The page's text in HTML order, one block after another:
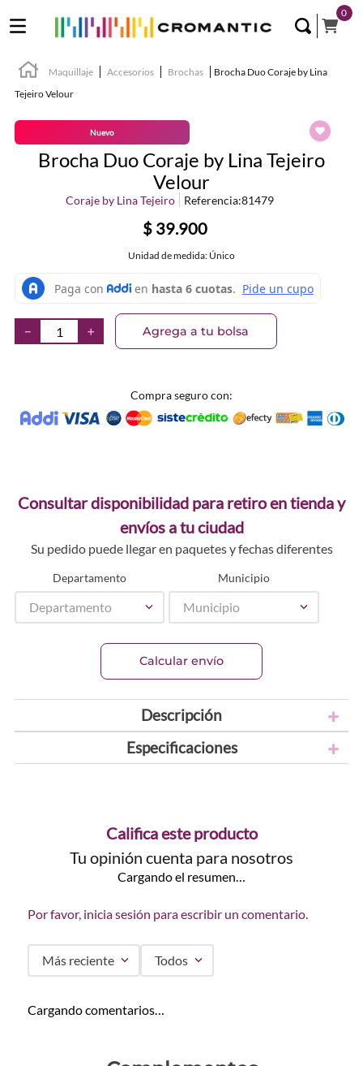
0
Maquillaje Accesorios Brochas
Brocha Duo Coraje by Lina
Tejeiro Velour
Nuevo
Brocha Duo Coraje by Lina Tejeiro
Velour
Coraje by Lina Tejeiro Referencia:81479
$ 39.900
Unidad de medida: Único
＋
－ Agrega a tu bolsa
Compra seguro con:
Consultar disponibilidad para retiro en tienda y
envíos a tu ciudad
Su pedido puede llegar en paquetes y fechas diferentes
Departamento
Departamento
Municipio
Municipio
Calcular envío
Descripción
Especificaciones
Califica este producto
Tu opinión cuenta para nosotros
Cargando el resumen…
Por favor, inicia sesión para escribir un comentario.
Más reciente Todos
Cargando comentarios…